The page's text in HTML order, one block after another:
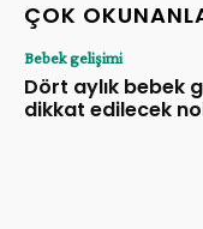
ÇOK
Bebek gelişimi
Dört aylık bebek
dikkat edilecek